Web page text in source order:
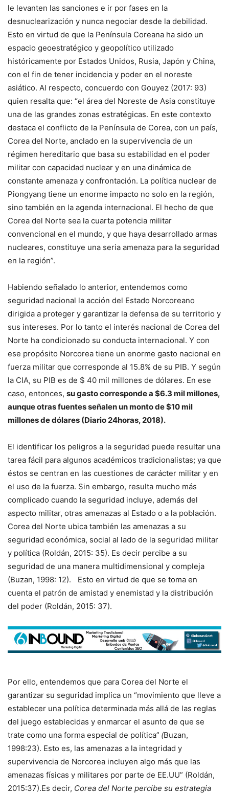
le levanten las sanciones e ir por fases en la
desnuclearización y nunca negociar desde la debilidad.
Esto en virtud de que la Península Coreana ha sido un
espacio geoestratégico y geopolítico utilizado
históricamente por Estados Unidos, Rusia, Japón y China,
con el fin de tener incidencia y poder en el noreste
asiático. Al respecto, concuerdo con Gouyez (2017: 93)
quien resalta que: “el área del Noreste de Asia constituye
una de las grandes zonas estratégicas. En este contexto
destaca el conflicto de la Península de Corea, con un país,
Corea del Norte, anclado en la supervivencia de un
régimen hereditario que basa su estabilidad en el poder
militar con capacidad nuclear y en una dinámica de
constante amenaza y confrontación. La política nuclear de
Piongyang tiene un enorme impacto no solo en la región,
sino también en la agenda internacional. El hecho de que
Corea del Norte sea la cuarta potencia militar
convencional en el mundo, y que haya desarrollado armas
nucleares, constituye una seria amenaza para la seguridad
en la región”.
Habiendo señalado lo anterior, entendemos como
seguridad nacional la acción del Estado Norcoreano
dirigida a proteger y garantizar la defensa de su territorio y
sus intereses. Por lo tanto el interés nacional de Corea del
Norte ha condicionado su conducta internacional. Y con
ese propósito Norcorea tiene un enorme gasto nacional en
fuerza militar que corresponde al 15.8% de su PIB. Y según
la CIA, su PIB es de $ 40 mil millones de dólares. En ese
caso, entonces, su gasto corresponde a $6.3 mil millones,
aunque otras fuentes señalen un monto de $10 mil
millones de dólares (Diario 24horas, 2018).
El identificar los peligros a la seguridad puede resultar una
tarea fácil para algunos académicos tradicionalistas; ya que
éstos se centran en las cuestiones de carácter militar y en
el uso de la fuerza. Sin embargo, resulta mucho más
complicado cuando la seguridad incluye, además del
aspecto militar, otras amenazas al Estado o a la población.
Corea del Norte ubica también las amenazas a su
seguridad económica, social al lado de la seguridad militar
y política (Roldán, 2015: 35). Es decir percibe a su
seguridad de una manera multidimensional y compleja
(Buzan, 1998: 12). Esto en virtud de que se toma en
cuenta el patrón de amistad y enemistad y la distribución
del poder (Roldán, 2015: 37).
Por ello, entendemos que para Corea del Norte el
garantizar su seguridad implica un “movimiento que lleve a
establecer una política determinada más allá de las reglas
del juego establecidas y enmarcar el asunto de que se
trate como una forma especial de política” (Buzan,
1998:23). Esto es, las amenazas a la integridad y
supervivencia de Norcorea incluyen algo más que las
amenazas físicas y militares por parte de EE.UU” (Roldán,
2015:37).Es decir, Corea del Norte percibe su estrategia